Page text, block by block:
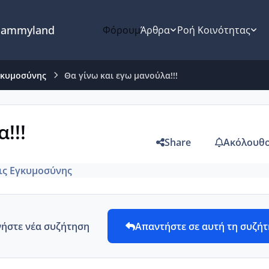
ΦόρουμΆρθρα Ροή Κοινότητας
Θα γίνω και εγω μανούλα!!!
Share
Εγκυμοσύνης
νέα συζήτηση Απαντήστε σε αυτή τη